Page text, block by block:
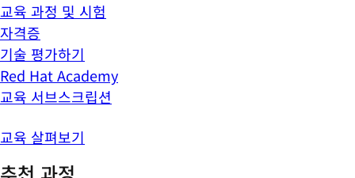
교육 과정 및 시험
자격증
기술 평가하기
Red Hat Academy
교육 서브스크립션
교육 살펴보기